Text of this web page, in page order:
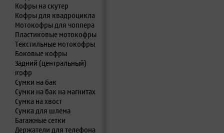
Кофры на скутер
Кофры для квадроцикла
Мотокофры для чоппера
Пластиковые мотокофры
Текстильные мотокофры
Боковые кофры
Задний (центральный)
кофр
Сумки на бак
Сумки на бак на магнитах
Сумка на хвост
Сумка для шлема
Багажные сетки
Держатели для телефона